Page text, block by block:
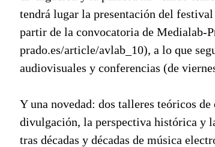
tendrá lugar la presentación del
partir de la convocatoria de Medialab-
prado.es/article/avlab_10), a lo que
audiovisuales y conferencias (de
Y una novedad: dos talleres teóricos
divulgación, la perspectiva histórica y
tras décadas y décadas de música